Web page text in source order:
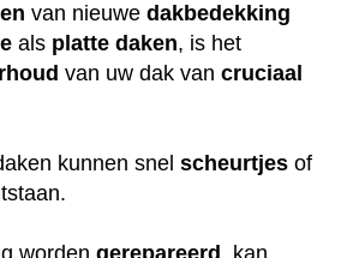
van nieuwe dakbedekking
als platte daken, is het
van uw dak van cruciaal
kunnen snel scheurtjes of